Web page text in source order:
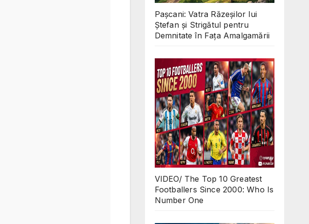
Pașcani: Vatra Răzeșilor lui
Ștefan și Strigătul pentru
Demnitate în Fața Amalgamării
VIDEO/ The Top 10 Greatest
Footballers Since 2000: Who Is
Number One